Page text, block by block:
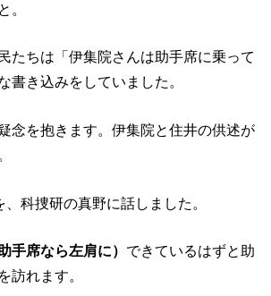
。
たちは「伊集院さんは助手席に乗って
き込みをしていました。
念を抱きます。伊集院と住井の供述が
科捜研の真野に話しました。
手席なら左肩に） できているはずと助
訪れます。